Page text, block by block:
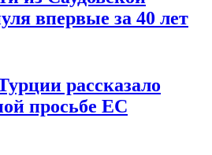
впервые за 40 лет
рассказало
просьбе ЕС